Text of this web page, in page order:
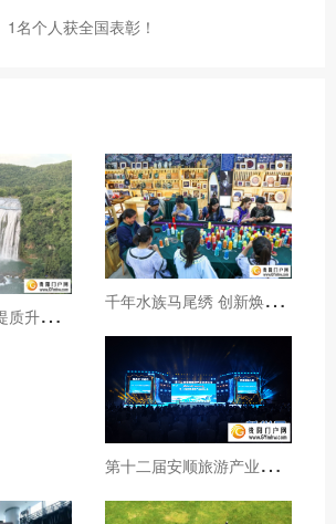
名个人获全国表彰！
黄
果树旅游服务提质升级暖心护航游客行程 千
年水族马尾绣 创新焕发新生机
第
十二届安顺旅游产业发展大会开幕